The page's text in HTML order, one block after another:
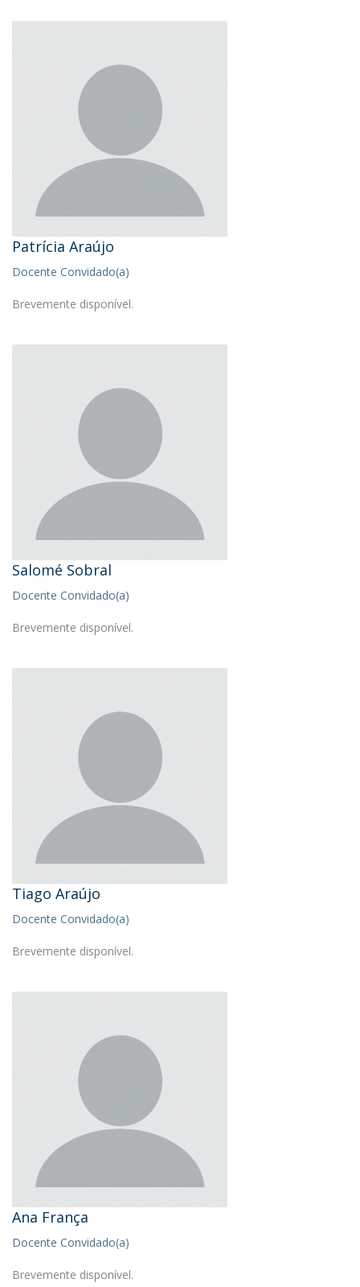
Patrícia Araújo
Docente Convidado(a)
Brevemente disponível.
Salomé Sobral
Docente Convidado(a)
Brevemente disponível.
Tiago Araújo
Docente Convidado(a)
Brevemente disponível.
Ana França
Docente Convidado(a)
Brevemente disponível.